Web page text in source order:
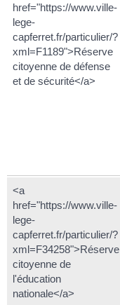
href="https://www.ville-
lege-
capferret.fr/particulier/?
xml=F1189">Réserve
citoyenne de défense
et de sécurité</a>
<a
href="https://www.ville-
lege-
capferret.fr/particulier/?
xml=F34258">Réserve
citoyenne de
l'éducation
nationale</a>